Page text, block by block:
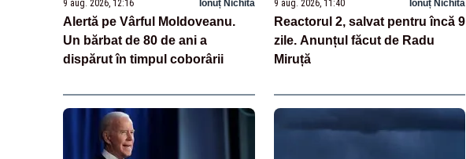
9 aug. 2026, 12:16 Ionuț Nichita
Alertă pe Vârful Moldoveanu.
Un bărbat de 80 de ani a
dispărut în timpul coborârii
9 aug. 2026, 11:40 Ionuț Nichita
Reactorul 2, salvat pentru încă 9
zile. Anunțul făcut de Radu
Miruță